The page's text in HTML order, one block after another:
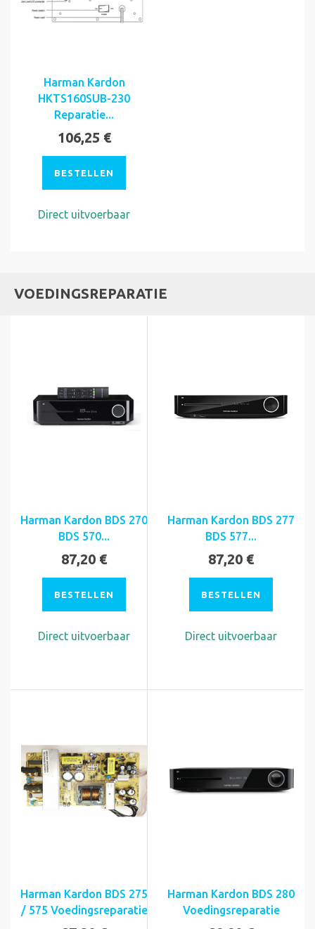
Harman Kardon
HKTS160SUB-230
Reparatie...
106,25 €
BESTELLEN
Direct uitvoerbaar
VOEDINGSREPARATIE
Harman Kardon BDS 270
BDS 570...
87,20 €
BESTELLEN
Direct uitvoerbaar
Harman Kardon BDS 277
BDS 577...
87,20 €
BESTELLEN
Direct uitvoerbaar
Harman Kardon BDS 275
/ 575 Voedingsreparatie
Harman Kardon BDS 280
Voedingsreparatie